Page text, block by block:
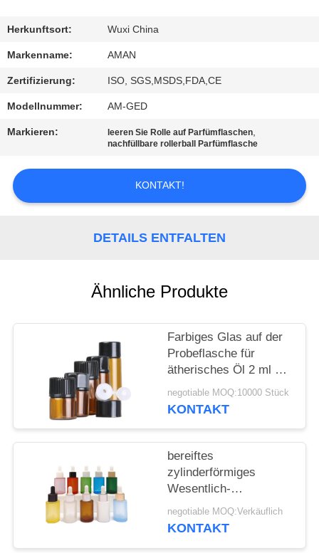
QUALITÄTSKONTROLLE
KONTAKT
MIT
NACHRICHT
ANGEBOT
ANFORDERN
PRIVACY
POLICY
Herkunftsort: Wuxi China
Markenname: AMAN
Zertifizierung: ISO, SGS,MSDS,FDA,CE
Modellnummer: AM-GED
Markieren: leeren Sie Rolle auf Parfümflaschen,
nachfüllbare rollerball Parfümflasche
KONTAKT!
DETAILS ENTFALTEN
Ähnliche Produkte
Farbiges Glas auf der
Probeflasche für
ätherisches Öl 2 ml 3
ml 5 ml
negotiable MOQ:10000 Stück
KONTAKT
bereiftes
zylinderförmiges
Wesentlich-
kosmetisches flaches
Schulter-
negotiable MOQ:Verkäuflich
KONTAKT